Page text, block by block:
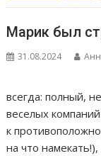
Марик был
31.08.2024
всегда: полный,
веселых
к
на что